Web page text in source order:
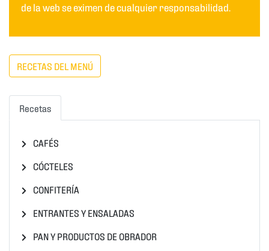
RECETAS DEL MENÚ
Recetas
CAFÉS
CÓCTELES
CONFITERÍA
ENTRANTES Y ENSALADAS
PAN Y PRODUCTOS DE OBRADOR
de la web se eximen de cualquier responsabilidad.